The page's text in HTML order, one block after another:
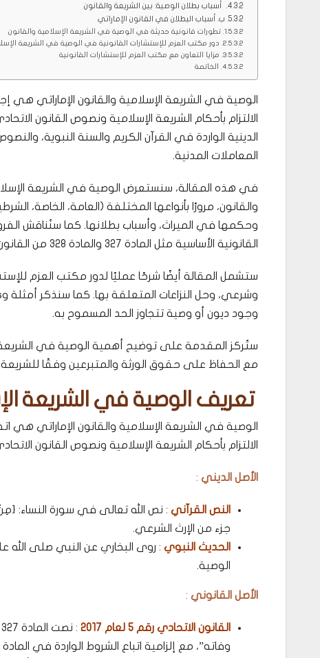
أسباب بطلان الوصية: بين الشريعة والقانون
ب. أسباب البطلان في القانون الإماراتي
تطورات قانونية حديثة في الوصية في الشريعة الإسلامية والقانون
دور مكتب العزم للإستشارات القانونية في الوصية في الشريعة
مزايا التعاون مع مكتب العزم للإستشارات القانونية
الخاتمة
الوصية في الشريعة الإسلامية والقانون الإماراتي
الالتزام بأحكام الشريعة الإسلامية ونصوص القانون
المعاملات المدنية.
في هذه المقالة، سنستعرض الوصية في الشريعة
والقانون، مرورًا بأنواعها المختلفة (العامة، الخاصة،
وحكمها في الميراث، وأسباب بطلانها. كما سنُناقش
القانونية الأساسية مثل المادة 327 والمادة 328 من القانون الاتحادي.
ستشمل المقالة أيضًا شرحًا عمليًا لدور مكتب العزم
وجود ديون أو وصية تتجاوز الحد المسموح به.
ستُركز المقدمة على توضيح أهمية الوصية في الشريعة
مع الحفاظ على حقوق الورثة والمتبرعين وفقًا للشريعة
تعريف الوصية في الشريعة
الوصية في الشريعة الإسلامية والقانون الإماراتي
الالتزام بأحكام الشريعة الإسلامية ونصوص القانون
الأصل الديني :
النص القرآني :
جزء من الإرث الشرعي.
الحديث النبوي : روى البخاري عن النبي صلى الله
الوصية.
الأصل القانوني :
القانون الاتحادي رقم 5 لعام 2017 :
وفاته”، مع إلزامية اتباع الشروط الواردة في المادة 328 .